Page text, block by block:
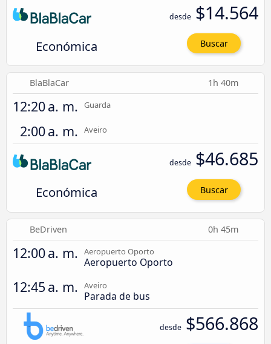
Económica
desde $14.564
Buscar
BlaBlaCar 1h 40m
12:20 a. m. Guarda
2:00 a. m. Aveiro
Económica
desde $46.685
Buscar
BeDriven 0h 45m
12:00 a. m. Aeropuerto Oporto
Aeropuerto Oporto
12:45 a. m. Aveiro
Parada de bus
desde $566.868